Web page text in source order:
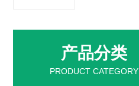
产品分类
PRODUCT CATEGORY